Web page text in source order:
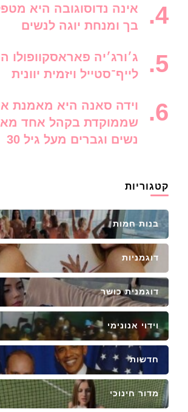
אינה נדוסוגובה היא
בך ומנחת יוגה לנשים
ג׳ורג׳יה פאראסקוופולו
לייף־סטייל ויזמית יוונית
וידה סאנה היא מאמנת
שממוקדת בקהל אחד
נשים וגברים מעל גיל 30
קטגוריות
בנות חמות
דוגמניות
דוגמנית כושר
וידוי אנונימי
חדשות
מדור חינוכי